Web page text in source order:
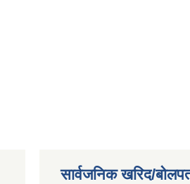
सार्वजनिक खरिद/